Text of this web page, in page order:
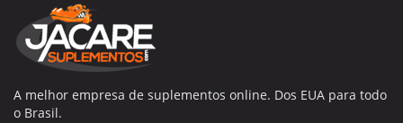
A melhor empresa de suplementos online. Dos EUA para todo
o Brasil.